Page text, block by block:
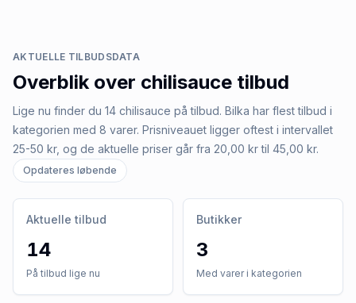
AKTUELLE TILBUDSDATA
Overblik over chilisauce tilbud
Lige nu finder du 14 chilisauce på tilbud. Bilka har flest tilbud i
kategorien med 8 varer. Prisniveauet ligger oftest i intervallet
25-50 kr, og de aktuelle priser går fra 20,00 kr til 45,00 kr.
Opdateres løbende
Aktuelle tilbud
14
På tilbud lige nu
Butikker
3
Med varer i kategorien